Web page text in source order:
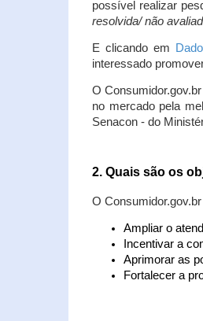
possível realizar
resolvida/ não
E clicando em
interessado
O
no mercado pela
Senacon - do
2. Quais são os
O
Ampliar o
Incentivar a
Aprimorar as
Fortalecer a